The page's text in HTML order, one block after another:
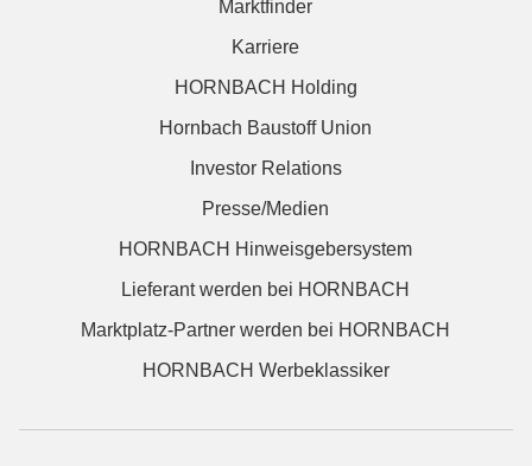
Marktfinder
Karriere
HORNBACH Holding
Hornbach Baustoff Union
Investor Relations
Presse/Medien
HORNBACH Hinweisgebersystem
Lieferant werden bei HORNBACH
Marktplatz-Partner werden bei HORNBACH
HORNBACH Werbeklassiker